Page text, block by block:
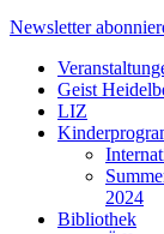
Newsletter
Geist
LIZ
2024
Bibliothek